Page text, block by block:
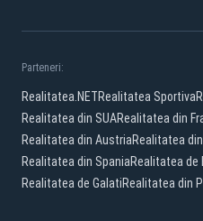
Parteneri:
Realitatea.NETRealitatea Sportiva
Realitatea din SUARealitatea din
Realitatea din AustriaRealitatea
Realitatea din SpaniaRealitatea de
Realitatea de GalatiRealitatea din